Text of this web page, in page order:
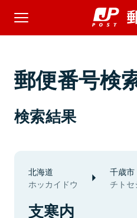
郵便番号検
検索結果
北海道
ホッカイドウ
千歳市
チトセ
支寒内